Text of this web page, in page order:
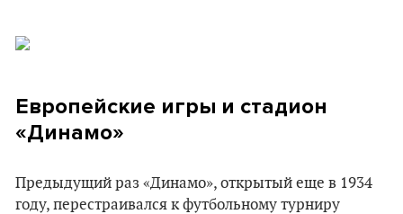
Европейские игры и стадион
«Динамо»
Предыдущий раз «Динамо», открытый еще в 1934
году, перестраивался к футбольному турниру